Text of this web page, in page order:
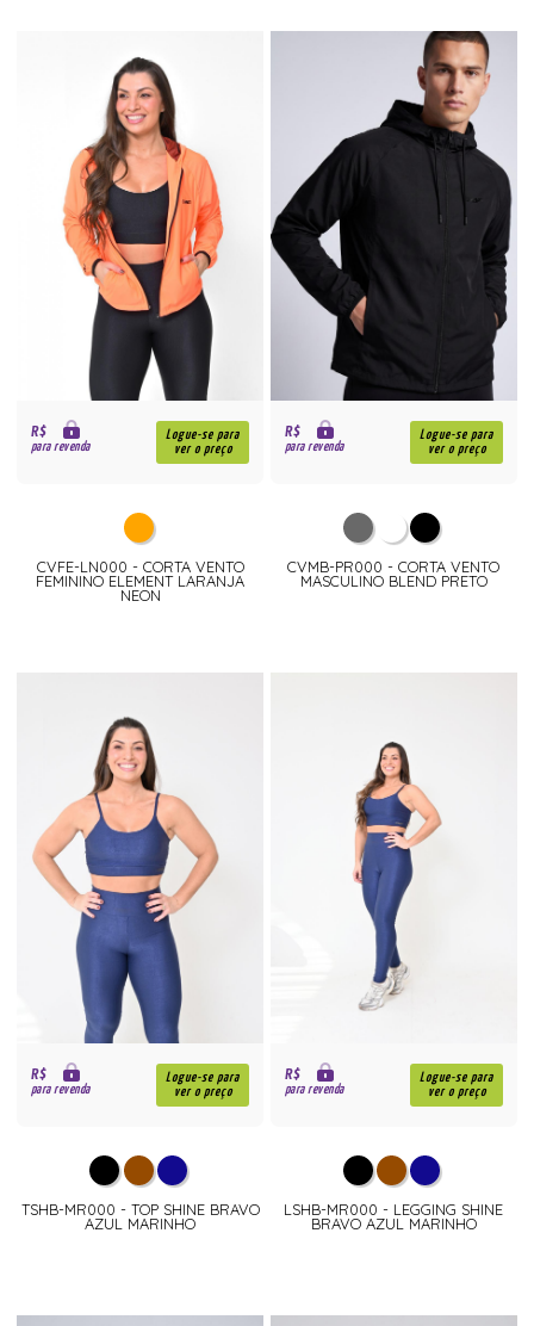
R$
para revenda
Logue-se para
ver o preço
CVFE-LN000 - CORTA VENTO
FEMININO ELEMENT LARANJA
NEON
R$
para revenda
Logue-se para
ver o preço
CVMB-PR000 - CORTA VENTO
MASCULINO BLEND PRETO
R$
para revenda
Logue-se para
ver o preço
TSHB-MR000 - TOP SHINE BRAVO
AZUL MARINHO
R$
para revenda
Logue-se para
ver o preço
LSHB-MR000 - LEGGING SHINE
BRAVO AZUL MARINHO